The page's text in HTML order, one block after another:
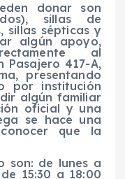
donar son
sillas de
sillas sépticas y
algún apoyo,
al
Pasajero 417-A,
presentando
por institución
algún familiar
oficial y una
se hace una
que la
son: de lunes a
15:30 a 18:00